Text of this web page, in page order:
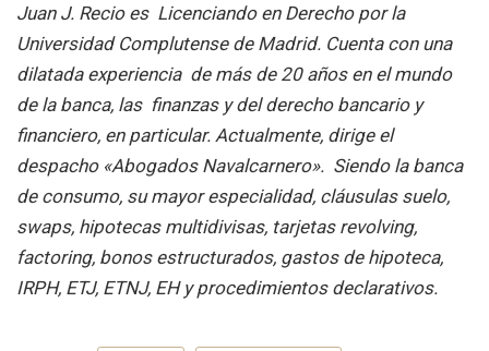
Juan J. Recio es Licenciando en Derecho por la
Universidad Complutense de Madrid. Cuenta con una
dilatada experiencia de más de 20 años en el mundo
de la banca, las finanzas y del derecho bancario y
financiero, en particular. Actualmente, dirige el
despacho «Abogados Navalcarnero». Siendo la banca
de consumo, su mayor especialidad, cláusulas suelo,
swaps, hipotecas multidivisas, tarjetas revolving,
factoring, bonos estructurados, gastos de hipoteca,
IRPH, ETJ, ETNJ, EH y procedimientos declarativos.